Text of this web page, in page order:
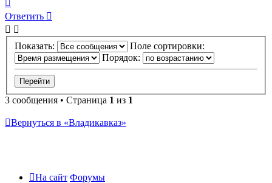
к
началу
Ответить
Показать:
Поле сортировки:
Порядок:
3 сообщения • Страница 1 из 1
Вернуться в «Владикавказ»
На сайт Форумы